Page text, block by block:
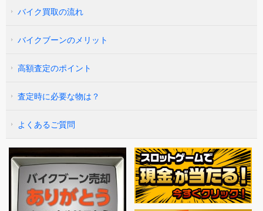
バイク買取の流れ
バイクブーンのメリット
高額査定のポイント
査定時に必要な物は？
よくあるご質問